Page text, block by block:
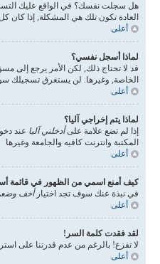
هل سجلت نفسك؟ في الواقع عليك
العادة تكون تلك هي المشكلة, إذا
أعلى
لماذا أسجل نفسي؟
قد لا تحتاج ذلك, لكن الأمر يرجع
الخاصة, وغيرها. لن يستغرق تسجيلك
أعلى
لماذا يتم إخراجي آليا؟
إذا لم تضع علامة علىأدخلني آليا عند
المكتبة وانترنت كافيه والجامعة وغيرها
أعلى
كيف أمنع اسمي من الظهور في قائمة
في نبذة عنك سوف تجد اختيارأخف وضعي
أعلى
لقد فقدت كلمة السر!
لا تفزع! بالرغم من عدم قدرتنا على
أعلى